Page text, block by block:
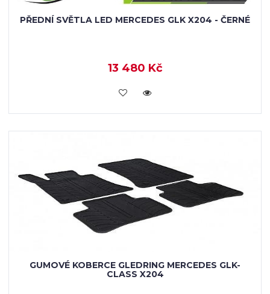
PŘEDNÍ SVĚTLA LED MERCEDES GLK X204 - ČERNÉ
13 480 Kč
KOUPIT
GUMOVÉ KOBERCE GLEDRING MERCEDES GLK-
CLASS X204